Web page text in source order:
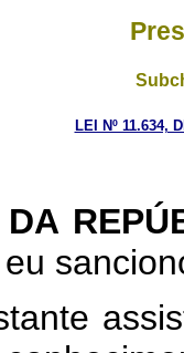
LEI Nº 11.634,